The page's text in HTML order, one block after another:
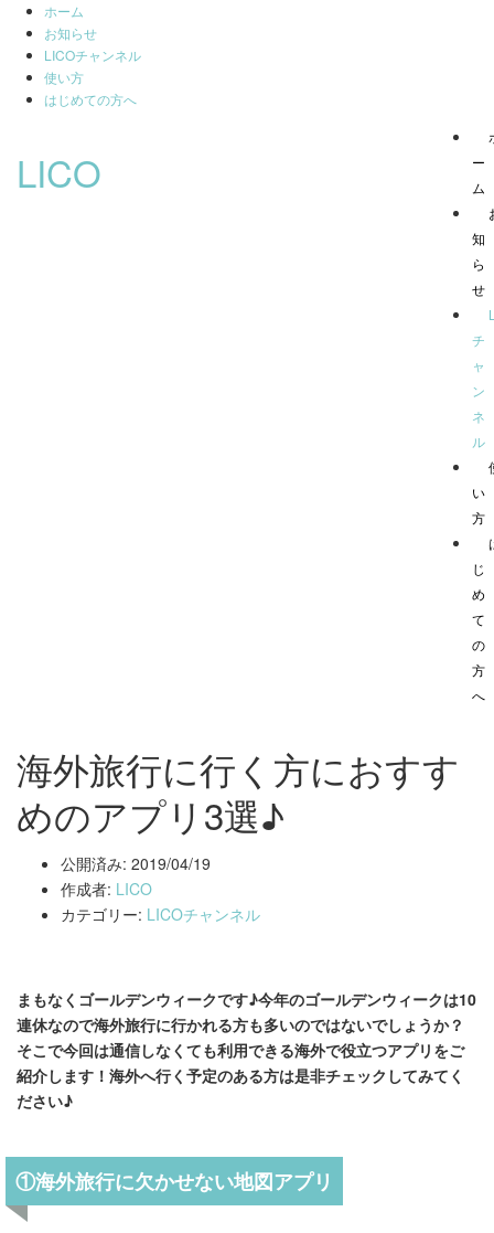
ホーム
お知らせ
LICOチャンネル
使い方
はじめての方へ
LICO
ー
ム
知
ら
せ
チ
ャ
ン
ネ
ル
い
方
じ
め
て
の
方
へ
海外旅行に行く方におすす
めのアプリ3選♪
公開済み: 2019/04/19
作成者: LICO
カテゴリー: LICOチャンネル
まもなくゴールデンウィークです♪今年のゴールデンウィークは10
連休なので海外旅行に行かれる方も多いのではないでしょうか？
そこで今回は通信しなくても利用できる海外で役立つアプリをご
紹介します！海外へ行く予定のある方は是非チェックしてみてく
ださい♪
①海外旅行に欠かせない地図アプリ